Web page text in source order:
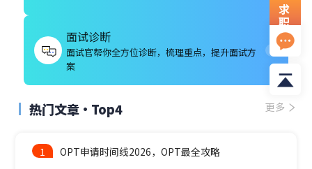
面试诊断
面试官帮你全方位诊断，梳理重点，提升面试方
案
热门文章·Top4 更多
1 OPT申请时间线2026，OPT最全攻略
求
职
资
料